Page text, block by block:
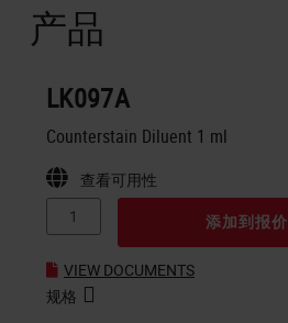
产品
LK097A
Counterstain Diluent 1 ml
查看可用性
添加到报价
VIEW DOCUMENTS
规格